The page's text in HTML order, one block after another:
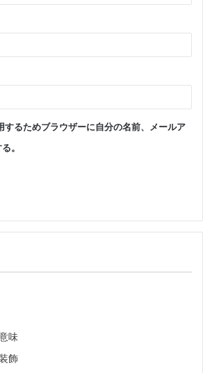
するためブラウザーに自分の名前、メールア
。
味
飾